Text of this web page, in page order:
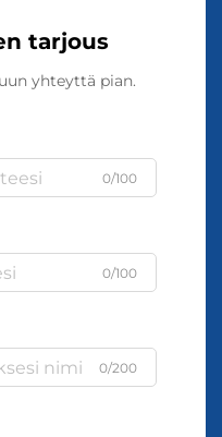
tarjous
yhteyttä pian.
0/100
0/100
0/200